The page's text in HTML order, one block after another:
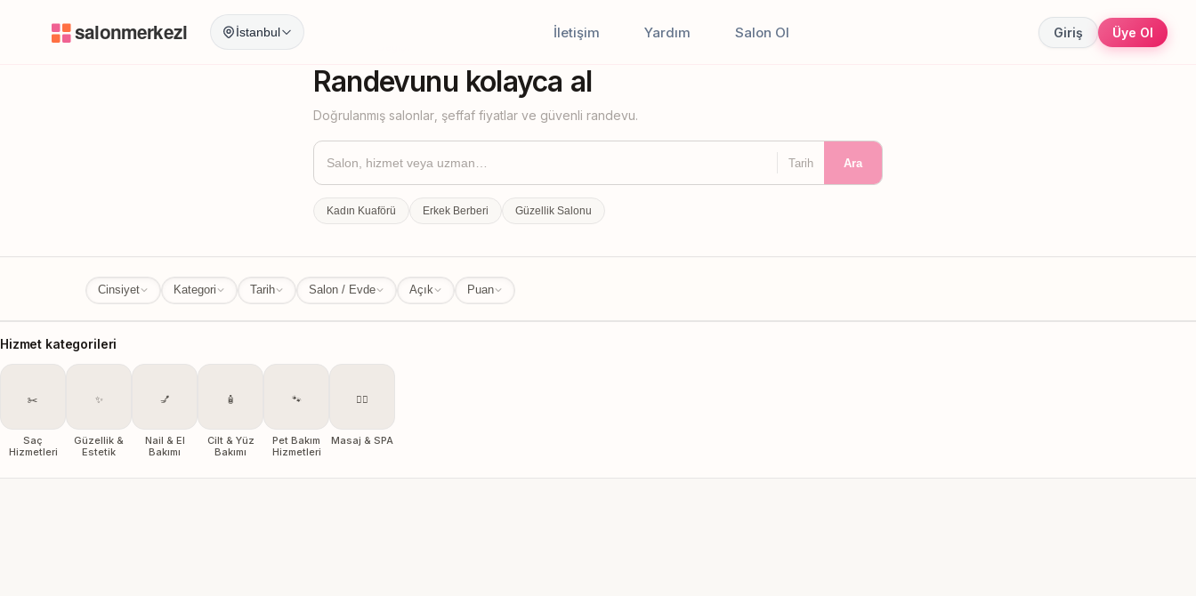
İstanbul İletişim Yardım Salon Ol Giriş Üye Ol
Randevunu kolayca al
Doğrulanmış salonlar, şeffaf fiyatlar ve güvenli randevu.
Tarih Ara
Kadın Kuaförü Erkek Berberi Güzellik Salonu
Cinsiyet Kategori Tarih Salon / Evde Açık Puan
Hizmet kategorileri
✂️
Saç
Hizmetleri
✨
Güzellik &
Estetik
💅
Nail & El
Bakımı
🧴
Cilt & Yüz
Bakımı
🐾
Pet Bakım
Hizmetleri
💆‍♀️
Masaj & SPA